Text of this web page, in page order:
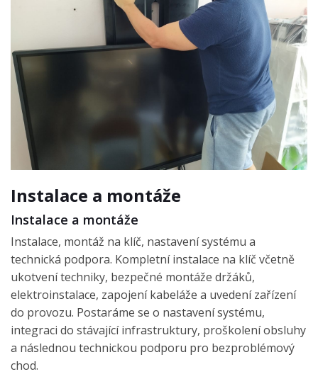
Instalace a montáže
Instalace a montáže
Instalace, montáž na klíč, nastavení systému a
technická podpora. Kompletní instalace na klíč včetně
ukotvení techniky, bezpečné montáže držáků,
elektroinstalace, zapojení kabeláže a uvedení zařízení
do provozu. Postaráme se o nastavení systému,
integraci do stávající infrastruktury, proškolení obsluhy
a následnou technickou podporu pro bezproblémový
chod.